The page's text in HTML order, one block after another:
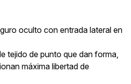
oculto con entrada lateral en
tejido de punto que dan forma,
máxima libertad de